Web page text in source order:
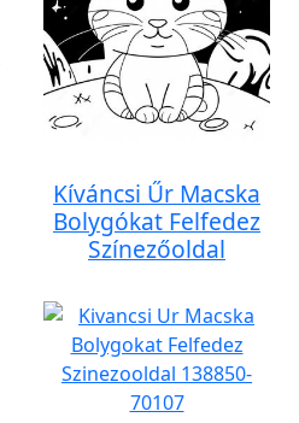
Kíváncsi Űr Macska
Bolygókat Felfedez
Színezőoldal